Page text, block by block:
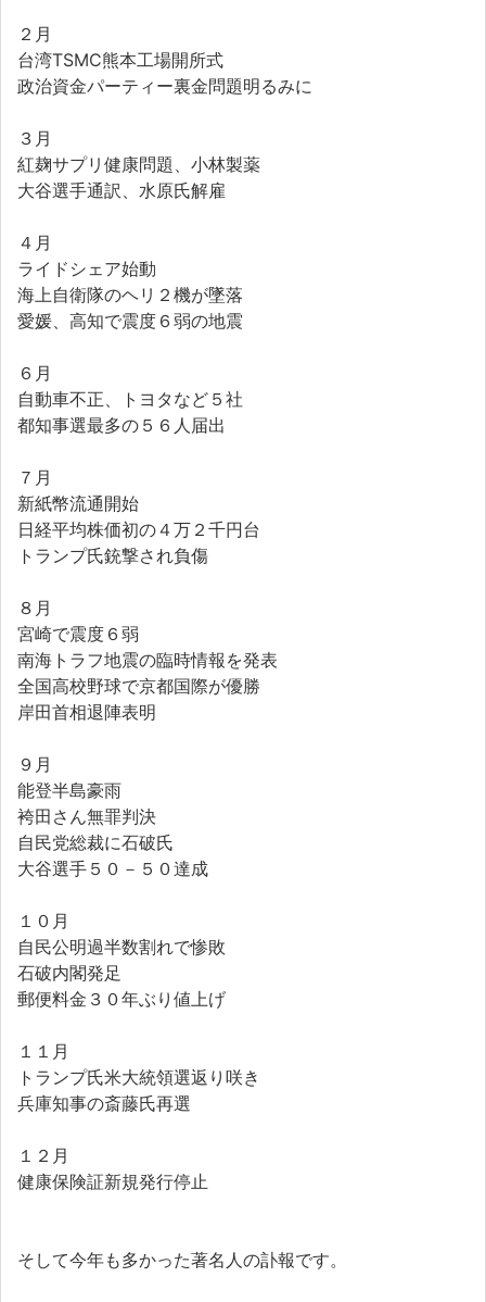
２月
台湾TSMC熊本工場開所式
政治資金パーティー裏金問題明るみに
３月
紅麹サプリ健康問題、小林製薬
大谷選手通訳、水原氏解雇
４月
ライドシェア始動
海上自衛隊のヘリ２機が墜落
愛媛、高知で震度６弱の地震
６月
自動車不正、トヨタなど５社
都知事選最多の５６人届出
７月
新紙幣流通開始
日経平均株価初の４万２千円台
トランプ氏銃撃され負傷
８月
宮崎で震度６弱
南海トラフ地震の臨時情報を発表
全国高校野球で京都国際が優勝
岸田首相退陣表明
９月
能登半島豪雨
袴田さん無罪判決
自民党総裁に石破氏
大谷選手５０－５０達成
１０月
自民公明過半数割れで惨敗
石破内閣発足
郵便料金３０年ぶり値上げ
１１月
トランプ氏米大統領選返り咲き
兵庫知事の斎藤氏再選
１２月
健康保険証新規発行停止
そして今年も多かった著名人の訃報です。